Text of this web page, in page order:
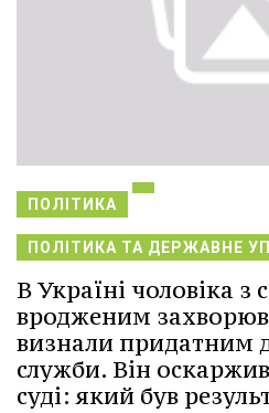
ПОЛІТИКА
ПОЛІТИКА ТА ДЕРЖАВНЕ
В Україні чоловіка з
вродженим
визнали придатним
служби. Він
суді: який був